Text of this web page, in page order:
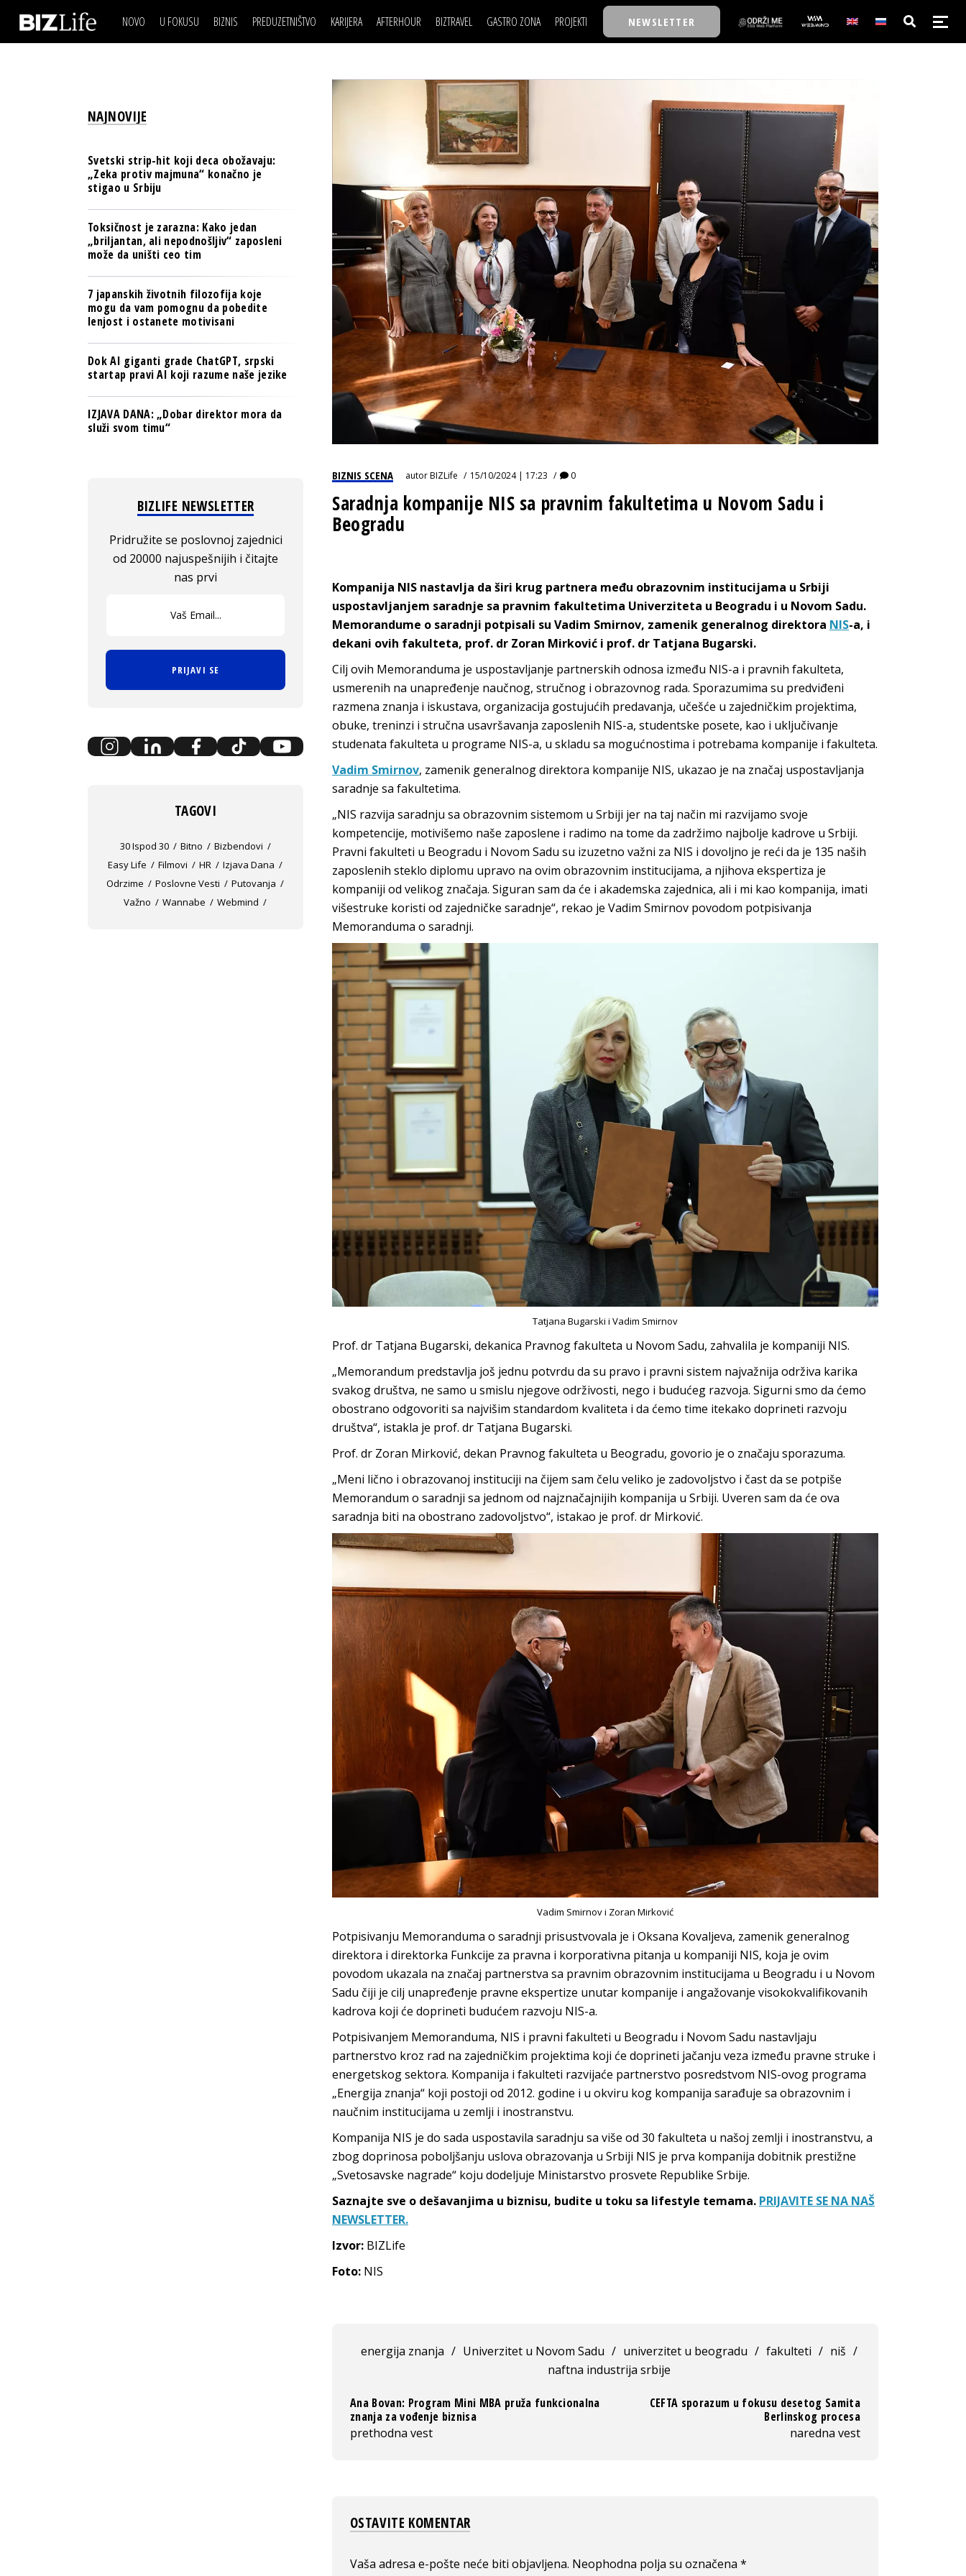
NOVO U FOKUSU BIZNIS
BANKE
TECH I AI
BIZNIS & SPORT
PULS REGIONA
NOVO NA RAFU
PREDUZETNIŠTVO KARIJERA AFTERHOUR
AUTO SVET
WELLBEING
BIZTRAVEL GASTRO ZONA PROJEKTI
BACK TO OFFICE/SCHOOL
BIZKOLEGIJUM
BMW BIZNIS LIGA
BIZLIFE WEEK
IZJAVA GODINE
NEWSLETTER
IZJAVA DANABIZNIS SCENA
BREND I KOMUNIKACIJE
OSIGURANJE
TECH I AI
PULS REGIONA
POSAO
MOJ UGAO
FILM I SCENA
AUTO SVET
WELLBEING
NAJKOLEGA
30 ISPOD 30
BACK TO OFFICE/SCHOOL
BIZLIFE WEEK
IZJAVA GODINE
BIZNIS SCENA autorBIZLife 15/10/2024 | 17:23 0
Saradnja kompanije NIS sa pravnim fakultetima u Novom Sadu i
Beogradu
Kompanija NIS nastavlja da širi krug partnera među obrazovnim institucijama u Srbiji
uspostavljanjem saradnje sa pravnim fakultetima Univerziteta u Beogradu i u Novom Sadu.
Memorandume o saradnji potpisali su Vadim Smirnov, zamenik generalnog direktora NIS-a, i
dekani ovih fakulteta, prof. dr Zoran Mirković i prof. dr Tatjana Bugarski.
Cilj ovih Memoranduma je uspostavljanje partnerskih odnosa između NIS-a i pravnih fakulteta,
usmerenih na unapređenje naučnog, stručnog i obrazovnog rada. Sporazumima su predviđeni
razmena znanja i iskustava, organizacija gostujućih predavanja, učešće u zajedničkim projektima,
obuke, treninzi i stručna usavršavanja zaposlenih NIS-a, studentske posete, kao i uključivanje
studenata fakulteta u programe NIS-a, u skladu sa mogućnostima i potrebama kompanije i fakulteta.
Vadim Smirnov, zamenik generalnog direktora kompanije NIS, ukazao je na značaj uspostavljanja
saradnje sa fakultetima.
„NIS razvija saradnju sa obrazovnim sistemom u Srbiji jer na taj način mi razvijamo svoje
kompetencije, motivišemo naše zaposlene i radimo na tome da zadržimo najbolje kadrove u Srbiji.
Pravni fakulteti u Beogradu i Novom Sadu su izuzetno važni za NIS i dovoljno je reći da je 135 naših
zaposlenih steklo diplomu upravo na ovim obrazovnim institucijama, a njihova ekspertiza je
kompaniji od velikog značaja. Siguran sam da će i akademska zajednica, ali i mi kao kompanija, imati
višestruke koristi od zajedničke saradnje“, rekao je Vadim Smirnov povodom potpisivanja
Memoranduma o saradnji.
Tatjana Bugarski i Vadim Smirnov
Prof. dr Tatjana Bugarski, dekanica Pravnog fakulteta u Novom Sadu, zahvalila je kompaniji NIS.
„Memorandum predstavlja još jednu potvrdu da su pravo i pravni sistem najvažnija održiva karika
svakog društva, ne samo u smislu njegove održivosti, nego i budućeg razvoja. Sigurni smo da ćemo
obostrano odgovoriti sa najvišim standardom kvaliteta i da ćemo time itekako doprineti razvoju
društva“, istakla je prof. dr Tatjana Bugarski.
Prof. dr Zoran Mirković, dekan Pravnog fakulteta u Beogradu, govorio je o značaju sporazuma.
„Meni lično i obrazovanoj instituciji na čijem sam čelu veliko je zadovoljstvo i čast da se potpiše
Memorandum o saradnji sa jednom od najznačajnijih kompanija u Srbiji. Uveren sam da će ova
saradnja biti na obostrano zadovoljstvo“, istakao je prof. dr Mirković.
Vadim Smirnov i Zoran Mirković
Potpisivanju Memoranduma o saradnji prisustvovala je i Oksana Kovaljeva, zamenik generalnog
direktora i direktorka Funkcije za pravna i korporativna pitanja u kompaniji NIS, koja je ovim
povodom ukazala na značaj partnerstva sa pravnim obrazovnim institucijama u Beogradu i u Novom
Sadu čiji je cilj unapređenje pravne ekspertize unutar kompanije i angažovanje visokokvalifikovanih
kadrova koji će doprineti budućem razvoju NIS-a.
Potpisivanjem Memoranduma, NIS i pravni fakulteti u Beogradu i Novom Sadu nastavljaju
partnerstvo kroz rad na zajedničkim projektima koji će doprineti jačanju veza između pravne struke i
energetskog sektora. Kompanija i fakulteti razvijaće partnerstvo posredstvom NIS-ovog programa
„Energija znanja“ koji postoji od 2012. godine i u okviru kog kompanija sarađuje sa obrazovnim i
naučnim institucijama u zemlji i inostranstvu.
Kompanija NIS je do sada uspostavila saradnju sa više od 30 fakulteta u našoj zemlji i inostranstvu, a
zbog doprinosa poboljšanju uslova obrazovanja u Srbiji NIS je prva kompanija dobitnik prestižne
„Svetosavske nagrade“ koju dodeljuje Ministarstvo prosvete Republike Srbije.
Saznajte sve o dešavanjima u biznisu, budite u toku sa lifestyle temama. PRIJAVITE SE NA NAŠ
NEWSLETTER.
Izvor: BIZLife
Foto: NIS
energija znanja / Univerzitet u Novom Sadu / univerzitet u beogradu / fakulteti / niš /
naftna industrija srbije
Ana Bovan: Program Mini MBA pruža funkcionalna
znanja za vođenje biznisa
prethodna vest
CEFTA sporazum u fokusu desetog Samita
Berlinskog procesa
naredna vest
OSTAVITE KOMENTAR
Vaša adresa e-pošte neće biti objavljena. Neophodna polja su označena *
NAJNOVIJE
Svetski strip-hit koji deca obožavaju:
„Zeka protiv majmuna“ konačno je
stigao u Srbiju
Toksičnost je zarazna: Kako jedan
„briljantan, ali nepodnošljiv“ zaposleni
može da uništi ceo tim
7 japanskih životnih filozofija koje
mogu da vam pomognu da pobedite
lenjost i ostanete motivisani
Dok AI giganti grade ChatGPT, srpski
startap pravi AI koji razume naše jezike
IZJAVA DANA: „Dobar direktor mora da
služi svom timu“
BIZLIFE NEWSLETTER
Pridružite se poslovnoj zajednici
od 20000 najuspešnijih i čitajte
nas prvi
PRIJAVI SE
TAGOVI
30 Ispod 30 Bitno
Bizbendovi
Easy Life
Filmovi HR
Izjava Dana
Odrzime
Poslovne Vesti
Putovanja
Važno
Wannabe Webmind